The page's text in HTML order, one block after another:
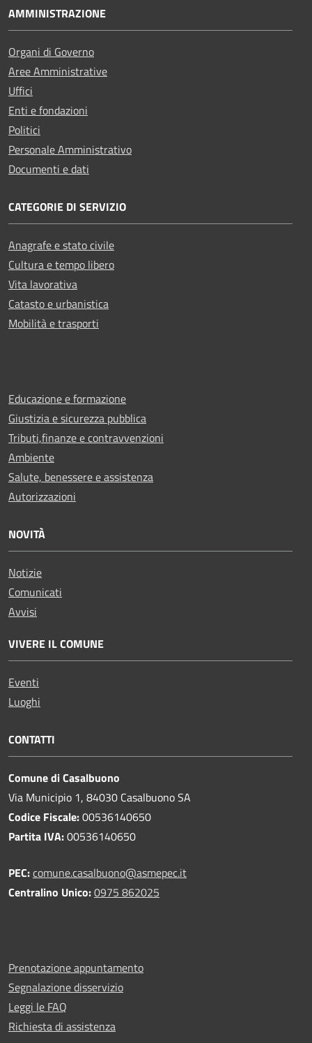
AMMINISTRAZIONE
Organi di Governo
Aree Amministrative
Uffici
Enti e fondazioni
Politici
Personale Amministrativo
Documenti e dati
CATEGORIE DI SERVIZIO
Anagrafe e stato civile
Cultura e tempo libero
Vita lavorativa
Catasto e urbanistica
Mobilità e trasporti
Educazione e formazione
Giustizia e sicurezza pubblica
Tributi,finanze e contravvenzioni
Ambiente
Salute, benessere e assistenza
Autorizzazioni
NOVITÀ
Notizie
Comunicati
Avvisi
VIVERE IL COMUNE
Eventi
Luoghi
CONTATTI
Comune di Casalbuono
Via Municipio 1, 84030 Casalbuono SA
Codice Fiscale:00536140650
Partita IVA:00536140650
PEC:comune.casalbuono@asmepec.it
Centralino Unico:0975 862025
Prenotazione appuntamento
Segnalazione disservizio
Leggi le FAQ
Richiesta di assistenza